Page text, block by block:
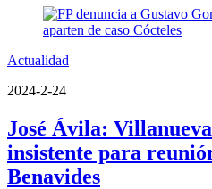
Actualidad
2024-2-24
José Ávila:
insistente para
Benavides